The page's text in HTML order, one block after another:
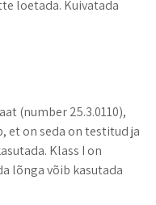
loetada. Kuivatada
(number 25.3.0110),
et on seda on testitud ja
Klass I on
lõnga võib kasutada